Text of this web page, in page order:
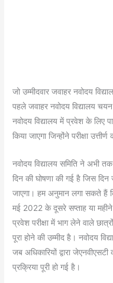
जो उम्मीदवार जवाहर नवोदय
पहले जवाहर नवोदय विद्यालय चयन
नवोदय विद्यालय में प्रवेश के लिए
किया जाएगा जिन्होंने परीक्षा उत्तीर्ण
नवोदय विद्यालय समिति ने अभी
दिन की घोषणा की गई है जिस दिन
जाएगा। हम अनुमान लगा सकते हैं
मई 2022 के दूसरे सप्ताह या
प्रवेश परीक्षा में भाग लेने वाले
पूरा होने की उम्मीद है। नवोदय
जब अधिकारियों द्वारा
प्रक्रिया पूरी हो गई है।